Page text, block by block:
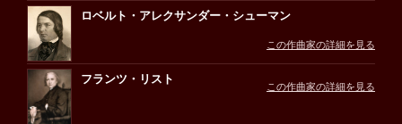
ロベルト・アレクサンダー・シューマン
この作曲家の詳細を見る
フランツ・リスト
この作曲家の詳細を見る